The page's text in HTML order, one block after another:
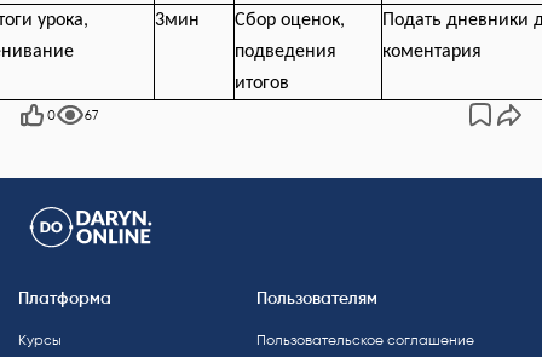
урока,
3мин
Сбор оценок,
подведения
итогов
Подать дневники
коментария
0 67
Платформа
Курсы
Пользователям
Пользовательское соглашение